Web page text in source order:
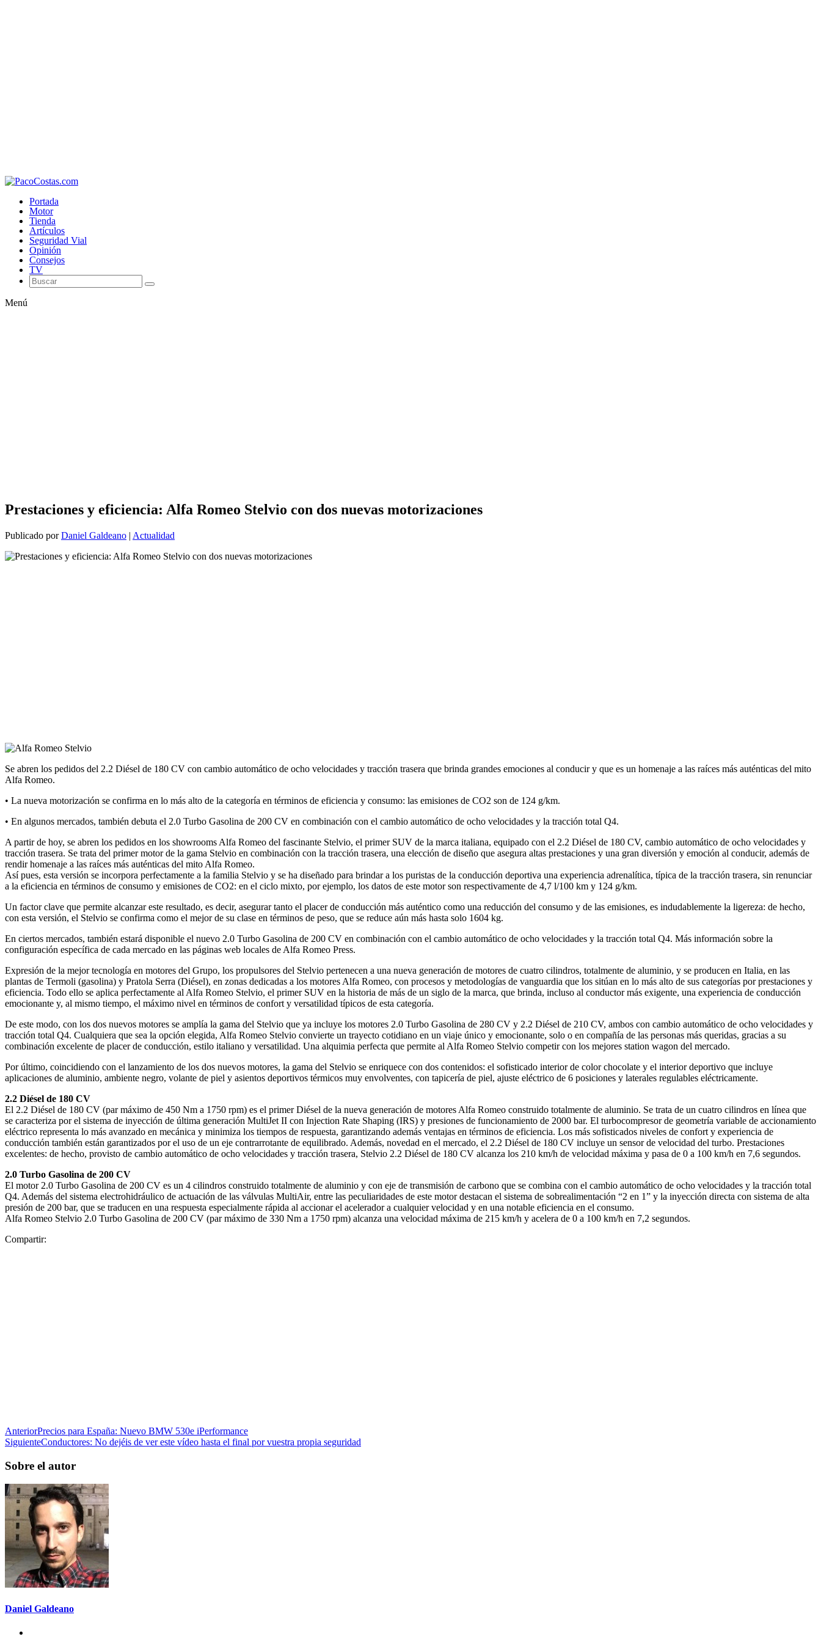
Portada
Motor
Tienda
Artículos
Seguridad Vial
Opinión
Consejos
TV
Menú
Prestaciones y eficiencia: Alfa Romeo Stelvio con dos nuevas motorizaciones
Publicado porDaniel Galdeano | Actualidad
Se abren los pedidos del 2.2 Diésel de 180 CV con cambio automático de ocho velocidades y tracción trasera que brinda grandes emociones al conducir y que es un homenaje a las raíces más auténticas del mito
Alfa Romeo.
• La nueva motorización se confirma en lo más alto de la categoría en términos de eficiencia y consumo: las emisiones de CO2 son de 124 g/km.
• En algunos mercados, también debuta el 2.0 Turbo Gasolina de 200 CV en combinación con el cambio automático de ocho velocidades y la tracción total Q4.
A partir de hoy, se abren los pedidos en los showrooms Alfa Romeo del fascinante Stelvio, el primer SUV de la marca italiana, equipado con el 2.2 Diésel de 180 CV, cambio automático de ocho velocidades y
tracción trasera. Se trata del primer motor de la gama Stelvio en combinación con la tracción trasera, una elección de diseño que asegura altas prestaciones y una gran diversión y emoción al conducir, además de
rendir homenaje a las raíces más auténticas del mito Alfa Romeo.
Así pues, esta versión se incorpora perfectamente a la familia Stelvio y se ha diseñado para brindar a los puristas de la conducción deportiva una experiencia adrenalítica, típica de la tracción trasera, sin renunciar
a la eficiencia en términos de consumo y emisiones de CO2: en el ciclo mixto, por ejemplo, los datos de este motor son respectivamente de 4,7 l/100 km y 124 g/km.
Un factor clave que permite alcanzar este resultado, es decir, asegurar tanto el placer de conducción más auténtico como una reducción del consumo y de las emisiones, es indudablemente la ligereza: de hecho,
con esta versión, el Stelvio se confirma como el mejor de su clase en términos de peso, que se reduce aún más hasta solo 1604 kg.
En ciertos mercados, también estará disponible el nuevo 2.0 Turbo Gasolina de 200 CV en combinación con el cambio automático de ocho velocidades y la tracción total Q4. Más información sobre la
configuración específica de cada mercado en las páginas web locales de Alfa Romeo Press.
Expresión de la mejor tecnología en motores del Grupo, los propulsores del Stelvio pertenecen a una nueva generación de motores de cuatro cilindros, totalmente de aluminio, y se producen en Italia, en las
plantas de Termoli (gasolina) y Pratola Serra (Diésel), en zonas dedicadas a los motores Alfa Romeo, con procesos y metodologías de vanguardia que los sitúan en lo más alto de sus categorías por prestaciones y
eficiencia. Todo ello se aplica perfectamente al Alfa Romeo Stelvio, el primer SUV en la historia de más de un siglo de la marca, que brinda, incluso al conductor más exigente, una experiencia de conducción
emocionante y, al mismo tiempo, el máximo nivel en términos de confort y versatilidad típicos de esta categoría.
De este modo, con los dos nuevos motores se amplía la gama del Stelvio que ya incluye los motores 2.0 Turbo Gasolina de 280 CV y 2.2 Diésel de 210 CV, ambos con cambio automático de ocho velocidades y
tracción total Q4. Cualquiera que sea la opción elegida, Alfa Romeo Stelvio convierte un trayecto cotidiano en un viaje único y emocionante, solo o en compañía de las personas más queridas, gracias a su
combinación excelente de placer de conducción, estilo italiano y versatilidad. Una alquimia perfecta que permite al Alfa Romeo Stelvio competir con los mejores station wagon del mercado.
Por último, coincidiendo con el lanzamiento de los dos nuevos motores, la gama del Stelvio se enriquece con dos contenidos: el sofisticado interior de color chocolate y el interior deportivo que incluye
aplicaciones de aluminio, ambiente negro, volante de piel y asientos deportivos térmicos muy envolventes, con tapicería de piel, ajuste eléctrico de 6 posiciones y laterales regulables eléctricamente.
2.2 Diésel de 180 CV
El 2.2 Diésel de 180 CV (par máximo de 450 Nm a 1750 rpm) es el primer Diésel de la nueva generación de motores Alfa Romeo construido totalmente de aluminio. Se trata de un cuatro cilindros en línea que
se caracteriza por el sistema de inyección de última generación MultiJet II con Injection Rate Shaping (IRS) y presiones de funcionamiento de 2000 bar. El turbocompresor de geometría variable de accionamiento
eléctrico representa lo más avanzado en mecánica y minimiza los tiempos de respuesta, garantizando además ventajas en términos de eficiencia. Los más sofisticados niveles de confort y experiencia de
conducción también están garantizados por el uso de un eje contrarrotante de equilibrado. Además, novedad en el mercado, el 2.2 Diésel de 180 CV incluye un sensor de velocidad del turbo. Prestaciones
excelentes: de hecho, provisto de cambio automático de ocho velocidades y tracción trasera, Stelvio 2.2 Diésel de 180 CV alcanza los 210 km/h de velocidad máxima y pasa de 0 a 100 km/h en 7,6 segundos.
2.0 Turbo Gasolina de 200 CV
El motor 2.0 Turbo Gasolina de 200 CV es un 4 cilindros construido totalmente de aluminio y con eje de transmisión de carbono que se combina con el cambio automático de ocho velocidades y la tracción total
Q4. Además del sistema electrohidráulico de actuación de las válvulas MultiAir, entre las peculiaridades de este motor destacan el sistema de sobrealimentación “2 en 1” y la inyección directa con sistema de alta
presión de 200 bar, que se traducen en una respuesta especialmente rápida al accionar el acelerador a cualquier velocidad y en una notable eficiencia en el consumo.
Alfa Romeo Stelvio 2.0 Turbo Gasolina de 200 CV (par máximo de 330 Nm a 1750 rpm) alcanza una velocidad máxima de 215 km/h y acelera de 0 a 100 km/h en 7,2 segundos.
Compartir:
AnteriorPrecios para España: Nuevo BMW 530e iPerformance
SiguienteConductores: No dejéis de ver este vídeo hasta el final por vuestra propia seguridad
Sobre el autor
Daniel Galdeano